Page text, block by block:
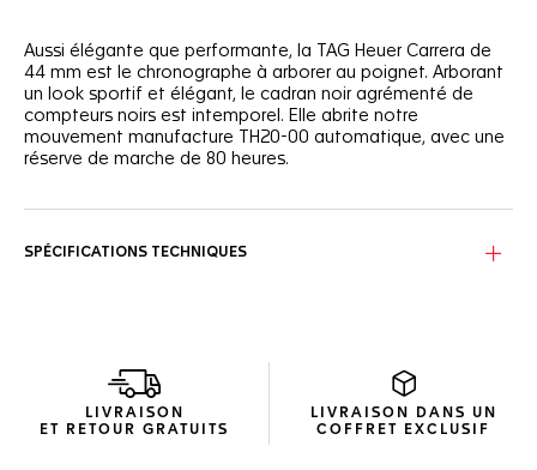
Aussi élégante que performante, la TAG Heuer Carrera de
44 mm est le chronographe à arborer au poignet. Arborant
un look sportif et élégant, le cadran noir agrémenté de
compteurs noirs est intemporel. Elle abrite notre
mouvement manufacture TH20-00 automatique, avec une
réserve de marche de 80 heures.
SPÉCIFICATIONS TECHNIQUES
LIVRAISON
ET RETOUR GRATUITS
LIVRAISON DANS UN
COFFRET EXCLUSIF